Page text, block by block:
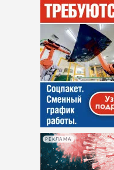
РЕКЛАМА